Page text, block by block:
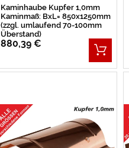
Kaminhaube Kupfer 1,0mm
Kaminmaß: BxL= 850x1250mm
(zzgl. umlaufend 70-100mm
Überstand)
880,39 €